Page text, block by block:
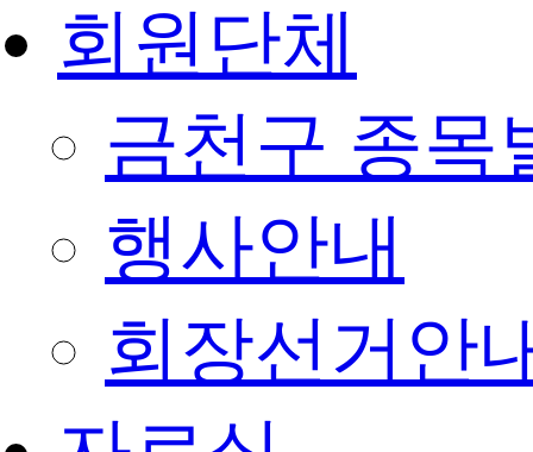
회원단체
금천구 종목
행사안내
회장선거안